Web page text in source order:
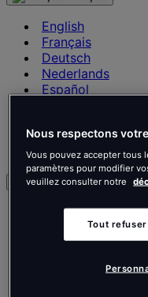
English
Français
Deutsch
Nederlands
Español
Português
Polski
English
Français
Deutsch
Nous respectons
Vous pouvez accepter tous
paramètres pour modifier
veuillez consulter notre
Tout refuser